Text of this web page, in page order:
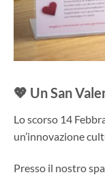
💖 Un San
Lo scorso 14
un’innovazione
Presso il nostro